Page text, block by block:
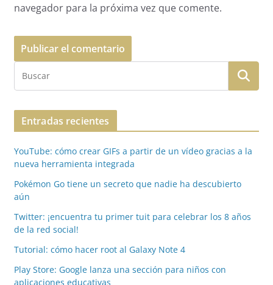
navegador para la próxima vez que comente.
Entradas recientes
YouTube: cómo crear GIFs a partir de un vídeo gracias a la
nueva herramienta integrada
Pokémon Go tiene un secreto que nadie ha descubierto
aún
Twitter: ¡encuentra tu primer tuit para celebrar los 8 años
de la red social!
Tutorial: cómo hacer root al Galaxy Note 4
Play Store: Google lanza una sección para niños con
aplicaciones educativas